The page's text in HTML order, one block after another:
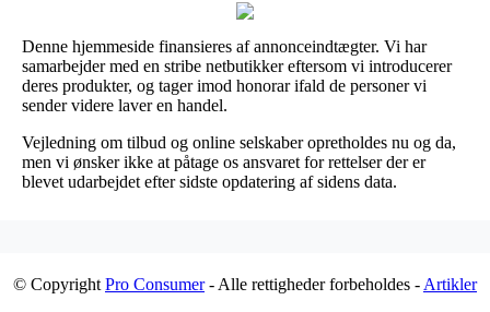
Denne hjemmeside finansieres af annonceindtægter. Vi har
samarbejder med en stribe netbutikker eftersom vi introducerer
deres produkter, og tager imod honorar ifald de personer vi
sender videre laver en handel.
Vejledning om tilbud og online selskaber opretholdes nu og da,
men vi ønsker ikke at påtage os ansvaret for rettelser der er
blevet udarbejdet efter sidste opdatering af sidens data.
© Copyright Pro Consumer- Alle rettigheder forbeholdes - Artikler